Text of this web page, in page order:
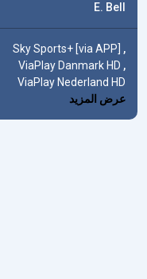
E. Bell
Sky Sports+ [via APP] ,
ViaPlay Danmark HD ,
ViaPlay Nederland HD
عرض المزيد